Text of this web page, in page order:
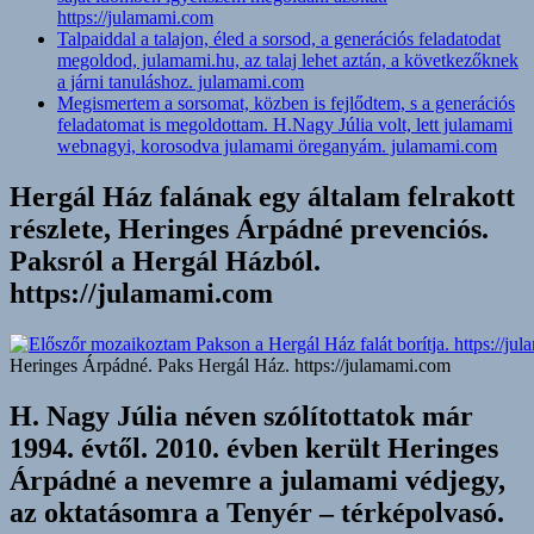
https://julamami.com
Talpaiddal a talajon, éled a sorsod, a generációs feladatodat
megoldod, julamami.hu, az talaj lehet aztán, a következőknek
a járni tanuláshoz. julamami.com
Megismertem a sorsomat, közben is fejlődtem, s a generációs
feladatomat is megoldottam. H.Nagy Júlia volt, lett julamami
webnagyi, korosodva julamami öreganyám. julamami.com
Hergál Ház falának egy általam felrakott
részlete, Heringes Árpádné prevenciós.
Paksról a Hergál Házból.
https://julamami.com
Heringes Árpádné. Paks Hergál Ház. https://julamami.com
H. Nagy Júlia néven szólítottatok már
1994. évtől. 2010. évben került Heringes
Árpádné a nevemre a julamami védjegy,
az oktatásomra a Tenyér – térképolvasó.